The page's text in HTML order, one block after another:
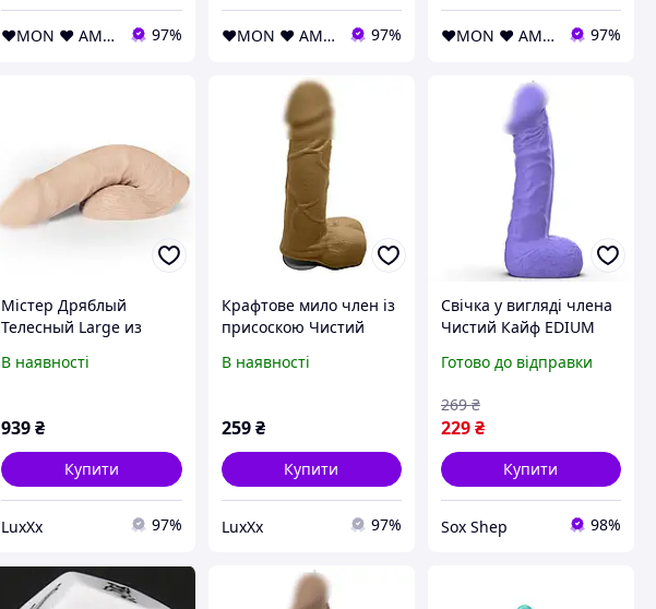
❤️MON ❤️ AMOUR❤️ 97% ❤️MON ❤️ AMOUR❤️ 97% ❤️MON ❤️ AMOUR❤️ 97%
Містер Дряблый
Телесный Large из
тянется Feromon
В наявності
939₴
Купити
LuxXx 97%
Крафтове мило член із
присоскою Чистий
SO2632 )
В наявності
259 ₴
Купити
LuxXx 97%
Свічка у вигляді члена
Чистий Кайф EDIUM
SX1576 )
Готово до відправки
229₴
269 ₴
Купити
Sox Shep 98%